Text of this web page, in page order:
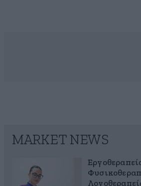
MARKET NEWS